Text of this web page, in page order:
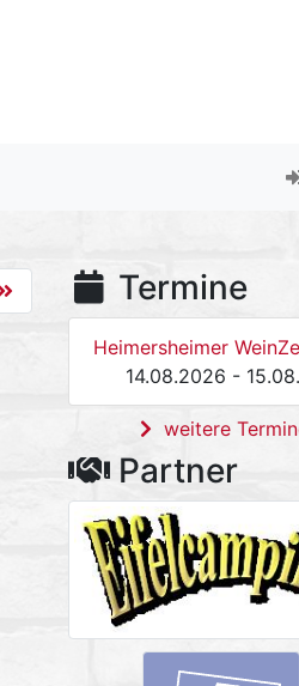
Termine
Heimersheimer
14.08.2026 -
weitere
Partner